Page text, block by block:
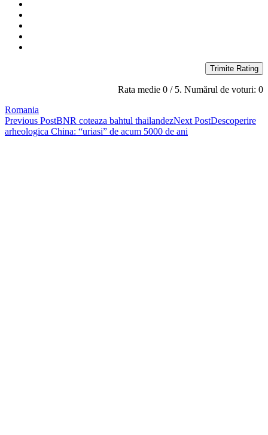
Trimite Rating
Rata medie 0 / 5. Numărul de voturi: 0
Romania
Post
navigation
Previous PostBNR coteaza bahtul thailandezNext PostDescoperire
arheologica China: “uriasi” de acum 5000 de ani